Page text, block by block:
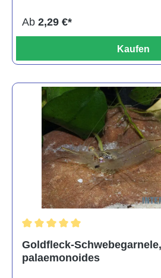
Ab 2,29 €*
Kaufen
Goldfleck-
palaemonoides